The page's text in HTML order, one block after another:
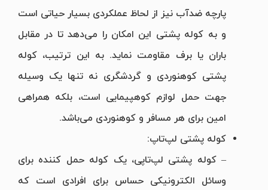
پارچه ضدآب نیز از لحاظ عملکردی بسیار حیاتی است
و به کوله پشتی این امکان را می‌دهد تا در مقابل
باران یا برف مقاومت نماید. به این ترتیب، کوله
پشتی کوهنوردی و گردشگری نه تنها یک وسیله
جهت حمل لوازم کوهپیمایی است، بلکه همراهی
امین برای هر مسافر و کوهنوردی‌ می‌باشد.
کوله پشتی لپ‌تاپ:
– کوله پشتی لپ‌تاپی، یک کوله حمل کننده برای
وسائل الکترونیکی حساس برای افرادی است که